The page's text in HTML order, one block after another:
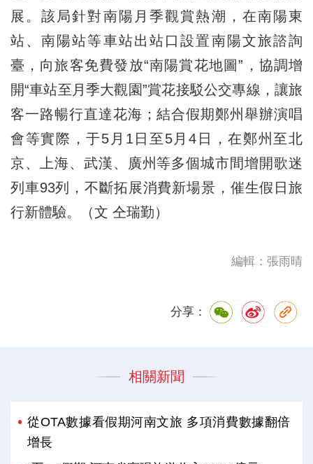
展。該局針對南陽月季觀賞熱潮，在南陽東
站、南陽站等車站出站口設置南陽文旅諮詢
臺，向旅客免費發放“南陽賞花地圖”，協調增
開“車站至月季大觀園”賞花接駁公交專線，讓旅
客一路暢行直達花海；結合假期鄭州舉辦演唱
會等實際，于5月1日至5月4日，在鄭州至北
京、上海、武漢、廣州等多個城市間增開歌迷
列車93列，不斷拓展消費新場景，催生假日旅
行新體驗。（文 仝瑞勤）
編輯：張雨晴
分享：
相關新聞
從OTA數據看假期河南文旅 多項消費數據翻倍
增長